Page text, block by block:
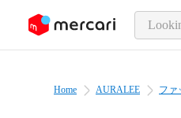
page content
Home AURALEE ファ